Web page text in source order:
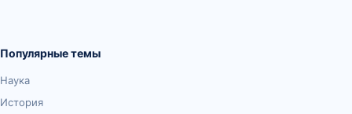
Популярные темы
Наука
История